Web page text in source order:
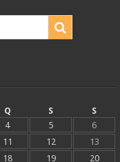
Q S
S
4 5
6
11 12
13
18 19 20